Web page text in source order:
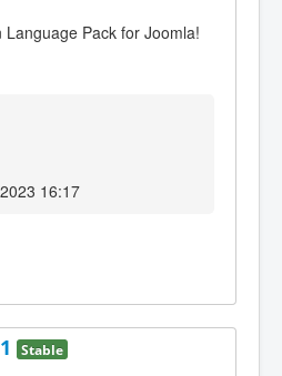
Pack for Joomla!
16:17
Stable